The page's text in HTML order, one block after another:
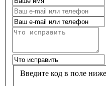
Введите код в поле ниже